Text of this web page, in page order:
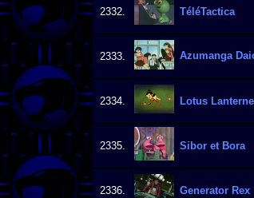
2332. TéléTactica
2333. Azumanga
2334. Lotus
2335. Sibor et Bora
2336. Generator Rex